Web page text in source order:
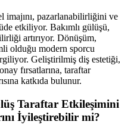
imajını, pazarlanabilirliğini ve
etkiliyor. Bakımlı gülüşü,
artırıyor. Dönüşüm,
olduğu modern sporcu
Geliştirilmiş diş estetiği,
fırsatlarına, taraftar
katkıda bulunur.
Taraftar Etkileşimini
İyileştirebilir mi?